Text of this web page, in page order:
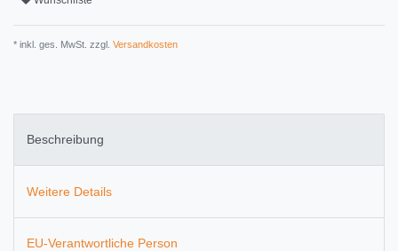
* inkl. ges. MwSt. zzgl. Versandkosten
Beschreibung
Weitere Details
EU-Verantwortliche Person